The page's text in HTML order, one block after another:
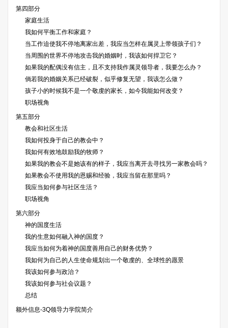
第四部分
家庭生活
我如何平衡工作和家庭？
当工作迫使我不停地离家出差，我应当怎样在属灵上带领孩子们？
当周围的世界不停地攻击我的婚姻时，我该如何捍卫它？
如果我的配偶没有信主，且不支持我作属灵领导者，我要怎么办？
倘若我的婚姻关系已经破裂，似乎修复无望，我该怎么做？
孩子小的时候我不是一个敬虔的家长，如今我能如何改变？
职场视角
第五部分
教会和社区生活
我如何投身于自己的教会中？
我如何有效地鼓励我的牧师？
如果我的教会不是她该有的样子，我应当离开去寻找另一家教会吗？
如果教会不使用我的恩赐和经验，我应当留在那里吗？
我应当如何参与社区生活？
职场视角
第六部分
神的国度生活
我的生意如何融入神的国度？
我应当如何为着神的国度善用自己的财务优势？
我如何为自己的人生使命规划出一个敬虔的、全球性的愿景
我该如何参与政治？
我该如何参与社会议题？
总结
额外信息-3Q领导力学院简介